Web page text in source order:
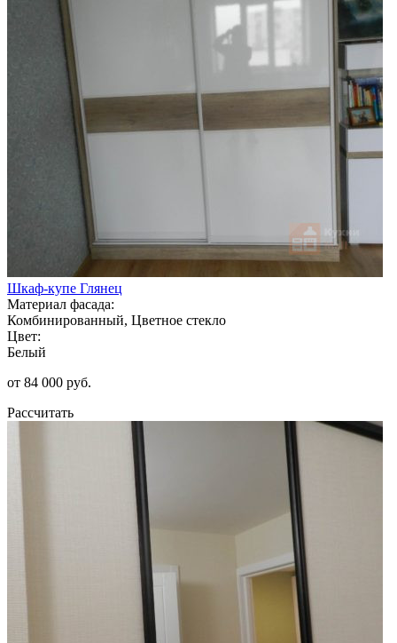
Шкаф-купе Глянец
Материал фасада:
Комбинированный, Цветное стекло
Цвет:
Белый
от 84 000 руб.
Рассчитать